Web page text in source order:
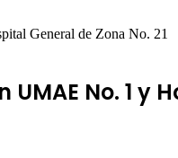
General de Zona No. 21
No. 1 y